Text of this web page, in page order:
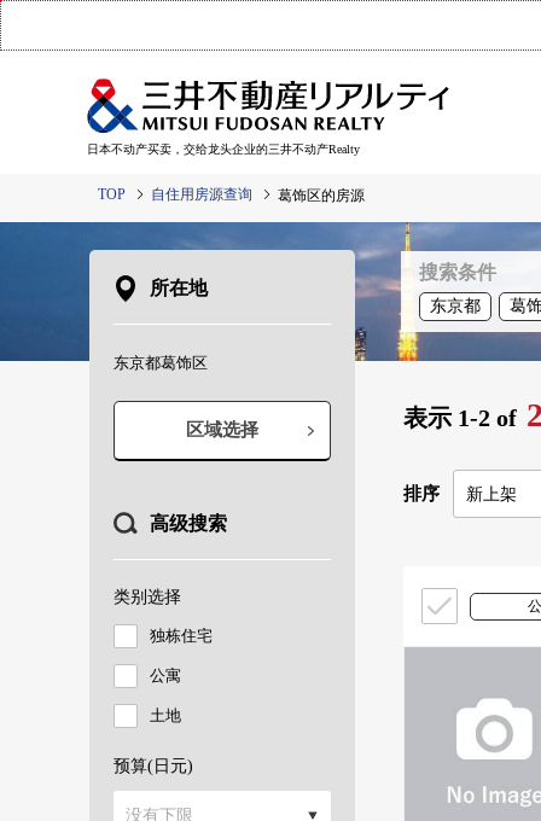
日本不动产买卖，交给龙头企业的三井不动产Realty
TOP 自住用房源查询 葛饰区的房源
搜索条件
东京都 葛
表示 1-2 of 2
排序
所在地
东京都葛饰区
区域选择
高级搜索
类别选择
独栋住宅
公寓
土地
预算(日元)